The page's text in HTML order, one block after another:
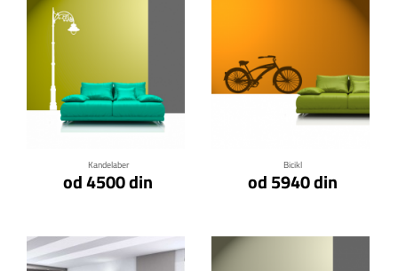
Kandelaber
od 4500 din
Klikni za detalje
Bicikl
od 5940 din
Klikni za detalje